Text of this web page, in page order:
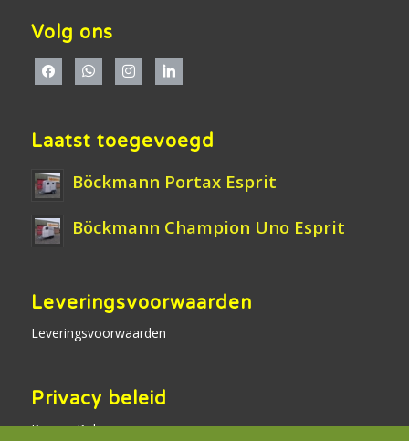
Volg ons
Laatst toegevoegd
Böckmann Portax Esprit
Böckmann Champion Uno Esprit
Leveringsvoorwaarden
Leveringsvoorwaarden
Privacy beleid
Privacy Policy